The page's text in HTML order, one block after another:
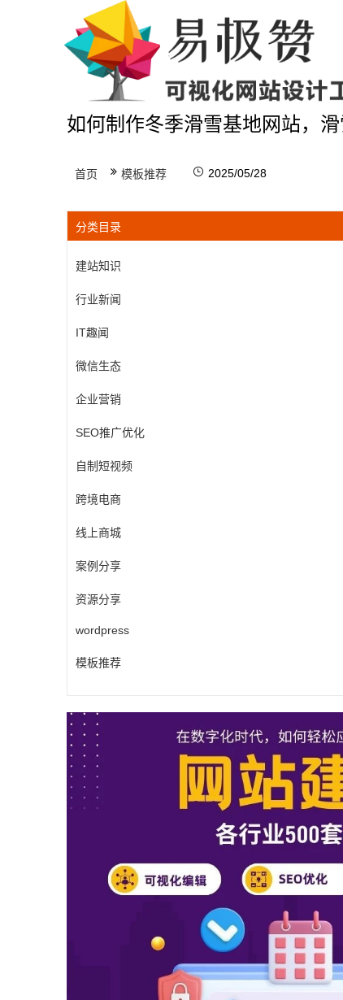
如何制作冬季滑雪基地网站，
首页 模板推荐 2025/05/28
分类目录
建站知识
行业新闻
IT趣闻
微信生态
企业营销
SEO推广优化
自制短视频
跨境电商
线上商城
案例分享
资源分享
wordpress
模板推荐